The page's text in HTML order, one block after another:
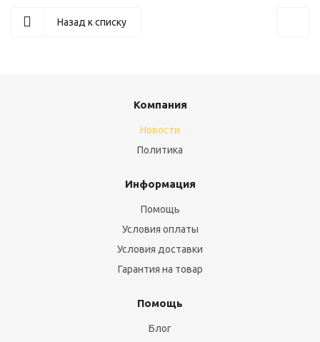
Назад к списку
Компания
Новости
Политика
Информация
Помощь
Условия оплаты
Условия доставки
Гарантия на товар
Помощь
Блог